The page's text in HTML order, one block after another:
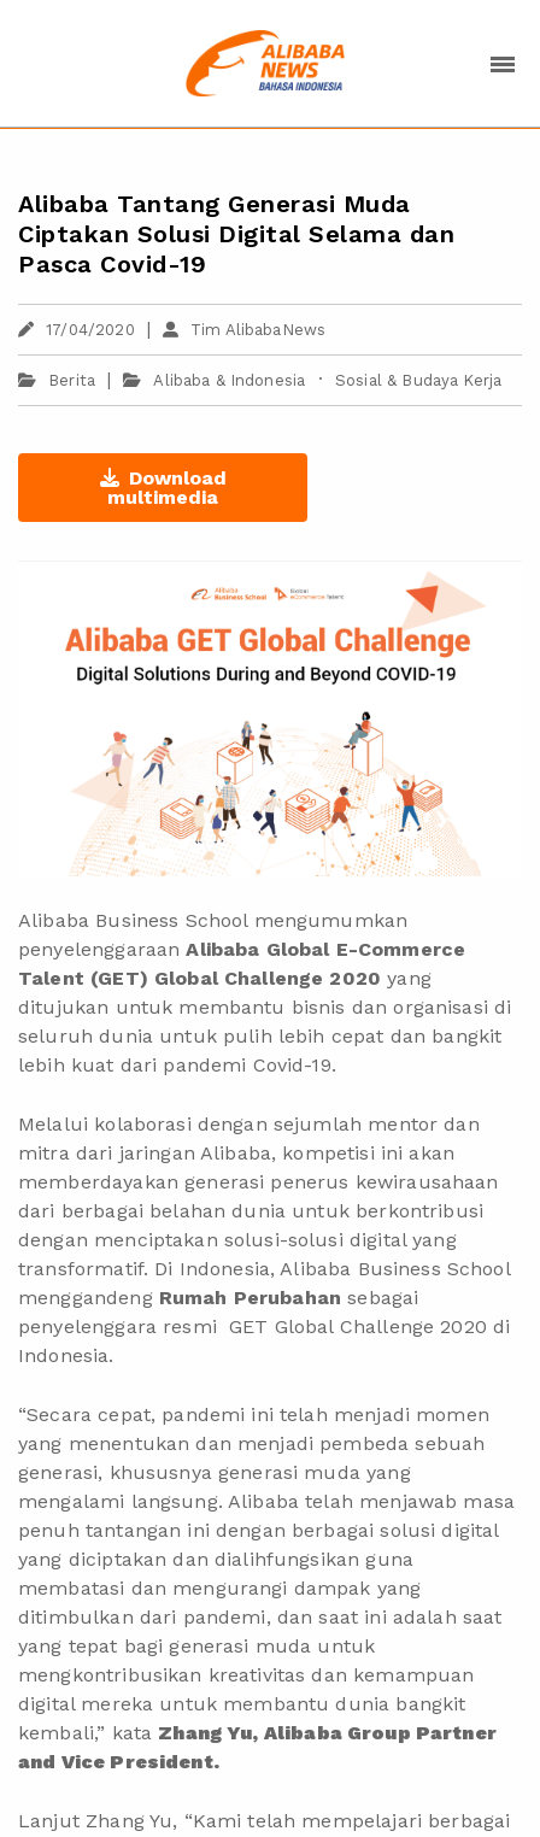
Alibaba Tantang Generasi Muda
Ciptakan Solusi Digital Selama dan
Pasca Covid-19
17/04/2020 | Tim AlibabaNews
Berita | Alibaba & Indonesia · Sosial & Budaya Kerja
Download
multimedia
Alibaba Business School mengumumkan
penyelenggaraanAlibaba Global E-Commerce
Talent (GET) Global Challenge 2020 yang
ditujukan untuk membantu bisnis dan organisasi di
seluruh dunia untuk pulih lebih cepat dan bangkit
lebih kuat dari pandemi Covid-19.
Melalui kolaborasi dengan sejumlah mentor dan
mitra dari jaringan Alibaba, kompetisi ini akan
memberdayakan generasi penerus kewirausahaan
dari berbagai belahan dunia untuk berkontribusi
dengan menciptakan solusi-solusi digital yang
transformatif. Di Indonesia, Alibaba Business School
menggandeng Rumah Perubahan sebagai
penyelenggara resmi GET Global Challenge 2020 di
Indonesia.
“Secara cepat, pandemi ini telah menjadi momen
yang menentukan dan menjadi pembeda sebuah
generasi, khususnya generasi muda yang
mengalami langsung. Alibaba telah menjawab masa
penuh tantangan ini dengan berbagai solusi digital
yang diciptakan dan dialihfungsikan guna
membatasi dan mengurangi dampak yang
ditimbulkan dari pandemi, dan saat ini adalah saat
yang tepat bagi generasi muda untuk
mengkontribusikan kreativitas dan kemampuan
digital mereka untuk membantu dunia bangkit
kembali,” kata Zhang Yu, Alibaba Group Partner
and Vice President.
Lanjut Zhang Yu, “Kami telah mempelajari berbagai